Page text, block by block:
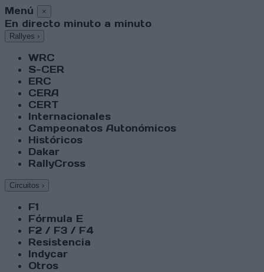
Menú ×
En directo minuto a minuto
Rallyes ›
WRC
S-CER
ERC
CERA
CERT
Internacionales
Campeonatos Autonómicos
Históricos
Dakar
RallyCross
Circuitos ›
F1
Fórmula E
F2 / F3 / F4
Resistencia
Indycar
Otros